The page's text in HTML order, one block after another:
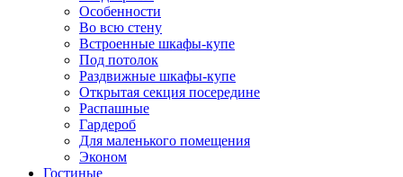
Особенности
Во всю стену
Встроенные шкафы-купе
Под потолок
Раздвижные шкафы-купе
Открытая секция посередине
Распашные
Гардероб
Для маленького помещения
Эконом
Гостиные